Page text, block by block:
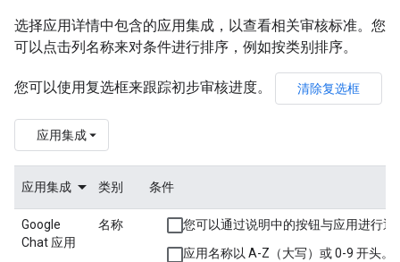
选择应用详情中包含的应用集成，以查看相关审核标准。您
可以点击列名称来对条件进行排序，例如按类别排序。
您可以使用复选框来跟踪初步审核进度。 清除复选框
应用集成
应用集成 类别 条件
Google
Chat 应用
名称 您可以通过说明中的按钮与应用进行通
应用名称以 A-Z（大写）或 0-9 开头。